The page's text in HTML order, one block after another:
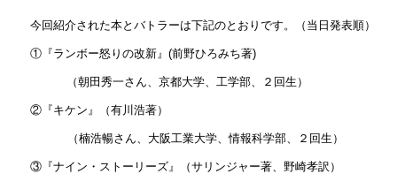
今回紹介された本とバトラーは下記のとおりです。（当日発表順）
①『ランボー怒りの改新』 (前野ひろみち著)
（朝田秀一さん、京都大学、 工学部、 ２回生）
②『キケン』（有川浩著）
（楠浩暢さん、大阪工業大学、情報科学部、 ２回生）
③『ナイン・ストーリーズ』（サリンジャー著、野崎孝訳）